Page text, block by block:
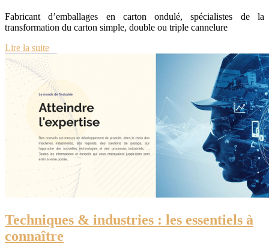
Fabricant d’emballages en carton ondulé, spécialistes de la
transformation du carton simple, double ou triple cannelure
Lire la suite
Techniques & industries : les essentiels à
connaître